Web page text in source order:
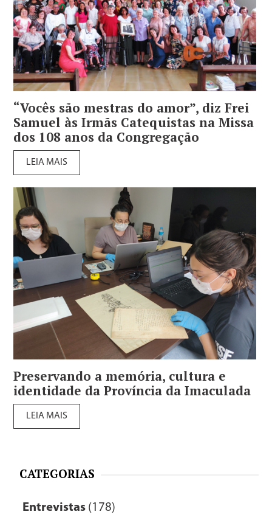
“Vocês são mestras do amor”, diz Frei
Samuel às Irmãs Catequistas na Missa
dos 108 anos da Congregação
LEIA MAIS
Preservando a memória, cultura e
identidade da Província da Imaculada
LEIA MAIS
CATEGORIAS
Entrevistas (178)